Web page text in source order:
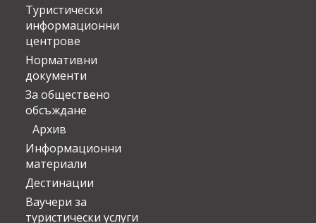
Туристически
информационни
центрове
Нормативни
документи
За обществено
обсъждане
Архив
Информационни
материали
Дестинации
Ваучери за
туристически услуги